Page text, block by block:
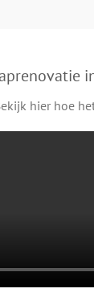
hier hoe